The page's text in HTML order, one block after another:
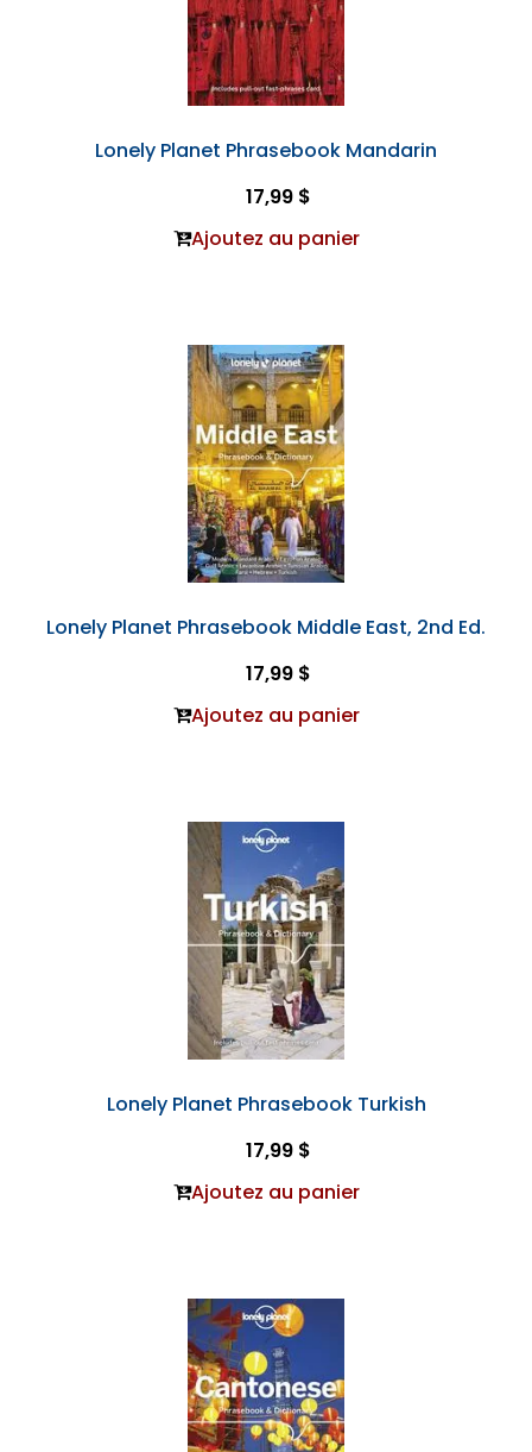
Lonely Planet Phrasebook Mandarin
17,99 $
Ajoutez au panier
Lonely Planet Phrasebook Middle East, 2nd Ed.
17,99 $
Ajoutez au panier
Lonely Planet Phrasebook Turkish
17,99 $
Ajoutez au panier